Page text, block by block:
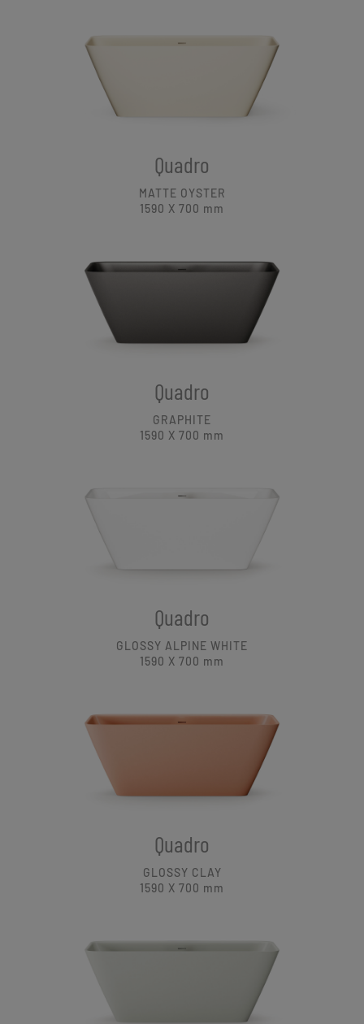
Quadro
MATTE OYSTER
1590 X 700 mm
Quadro
GRAPHITE
1590 X 700 mm
Quadro
GLOSSY ALPINE WHITE
1590 X 700 mm
Quadro
GLOSSY CLAY
1590 X 700 mm